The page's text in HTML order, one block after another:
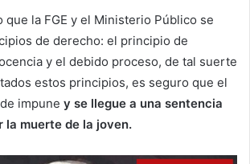
que la FGE y el Ministerio Público se
de derecho: el principio de
y el debido proceso, de tal suerte
estos principios, es seguro que el
impune y se llegue a una sentencia
la muerte de la joven.